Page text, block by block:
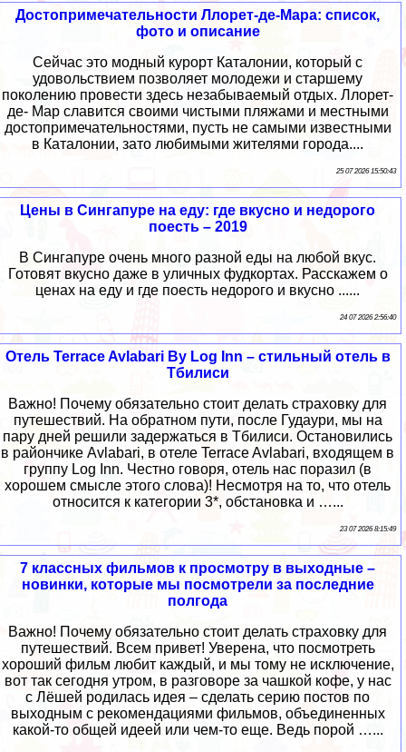
Достопримечательности Ллорет-де-Мара: список,
фото и описание
Сейчас это модный курорт Каталонии, который с
удовольствием позволяет молодежи и старшему
поколению провести здесь незабываемый отдых. Ллорет-
де- Мар славится своими чистыми пляжами и местными
достопримечательностями, пусть не самыми известными
в Каталонии, зато любимыми жителями города....
25 07 2026 15:50:43
Цены в Сингапуре на еду: где вкусно и недорого
поесть – 2019
В Сингапуре очень много разной еды на любой вкус.
Готовят вкусно даже в уличных фудкортах. Расскажем о
ценах на еду и где поесть недорого и вкусно ......
24 07 2026 2:56:40
Отель Terrace Avlabari By Log Inn – стильный отель в
Тбилиси
Важно! Почему обязательно стоит делать страховку для
путешествий. На обратном пути, после Гудаури, мы на
пару дней решили задержаться в Тбилиси. Остановились
в райончике Avlabari, в отеле Terrace Avlabari, входящем в
группу Log Inn. Честно говоря, отель нас поразил (в
хорошем смысле этого слова)! Несмотря на то, что отель
относится к категории 3*, обстановка и …...
23 07 2026 8:15:49
7 классных фильмов к просмотру в выходные –
новинки, которые мы посмотрели за последние
полгода
Важно! Почему обязательно стоит делать страховку для
путешествий. Всем привет! Уверена, что посмотреть
хороший фильм любит каждый, и мы тому не исключение,
вот так сегодня утром, в разговоре за чашкой кофе, у нас
с Лёшей родилась идея – сделать серию постов по
выходным с рекомендациями фильмов, объединенных
какой-то общей идеей или чем-то еще. Ведь порой …...